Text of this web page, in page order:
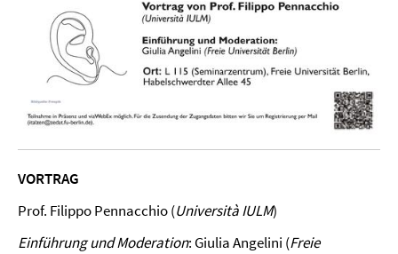
VORTRAG
Prof. Filippo Pennacchio (UniversitàIULM)
Einführung und Moderation: Giulia Angelini (Freie